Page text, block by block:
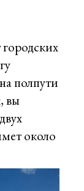
полпути
вы
около